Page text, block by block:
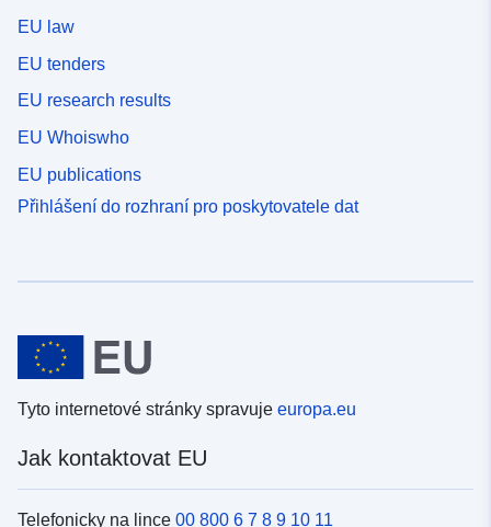
EU law
EU tenders
EU research results
EU Whoiswho
EU publications
Přihlášení do rozhraní pro poskytovatele dat
Tyto internetové stránky spravuje europa.eu
Jak kontaktovat EU
Telefonicky na lince 00 800 6 7 8 9 10 11